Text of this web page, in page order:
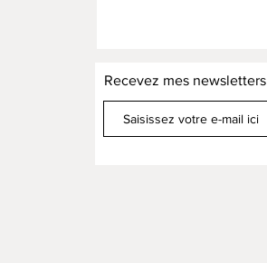
Recevez mes newsletters